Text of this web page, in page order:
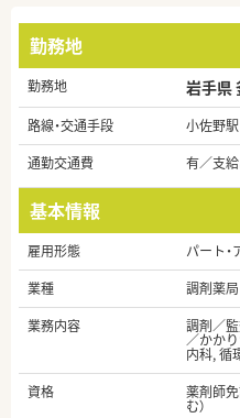
勤務地
勤務地 岩手県
路線・交通手段
小佐野
通勤交通費
有／支
基本情報
雇用形態
パート・
業種
調剤薬局
業務内容
調剤／
／かかり
内科, 循
資格
薬剤師
む）